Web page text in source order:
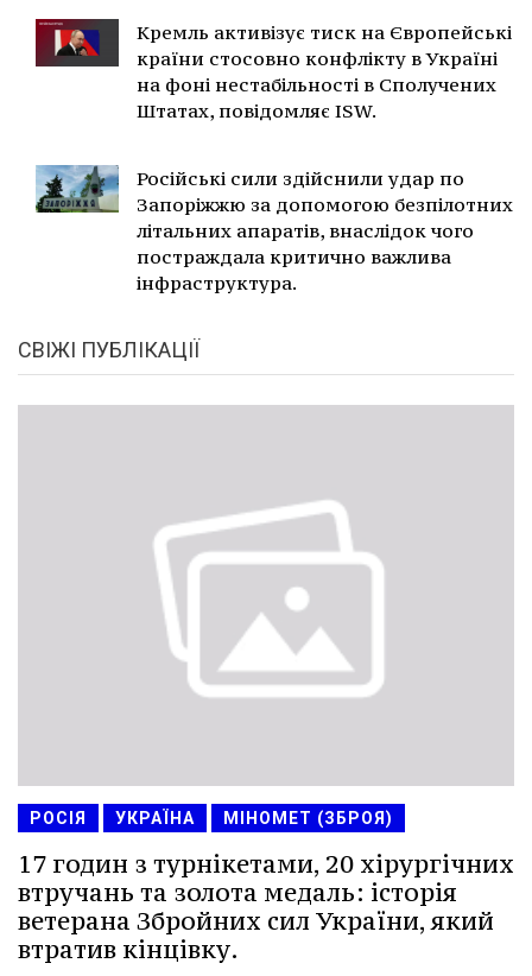
Кремль активізує тиск на Європейські
країни стосовно конфлікту в Україні
на фоні нестабільності в Сполучених
Штатах, повідомляє ISW.
Російські сили здійснили удар по
Запоріжжю за допомогою безпілотних
літальних апаратів, внаслідок чого
постраждала критично важлива
інфраструктура.
СВІЖІ ПУБЛІКАЦІЇ
РОСІЯ УКРАЇНА МІНОМЕТ (ЗБРОЯ)
17 годин з турнікетами, 20 хірургічних
втручань та золота медаль: історія
ветерана Збройних сил України, який
втратив кінцівку.